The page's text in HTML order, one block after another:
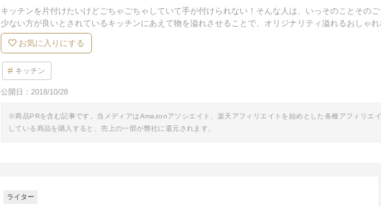
キッチンを片付けたいけどごちゃごちゃしていて手が付けられない！そんな人は、いっそのことその
少ない方が良いとされているキッチンにあえて物を溢れさせることで、オリジナリティ溢れるおしゃ
お気に入りにする
キッチン
公開日： 2018/10/28
※商品PRを含む記事です。当メディアはAmazonアソシエイト、楽天アフィリエイトを始めとした各種アフィリエ
している商品を購入すると、売上の一部が弊社に還元されます。
ライター